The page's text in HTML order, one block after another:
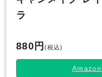
ラ
880円(税込)
Amazon